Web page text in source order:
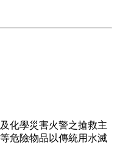
化學災害火警之搶救主
危險物品以傳統用水滅